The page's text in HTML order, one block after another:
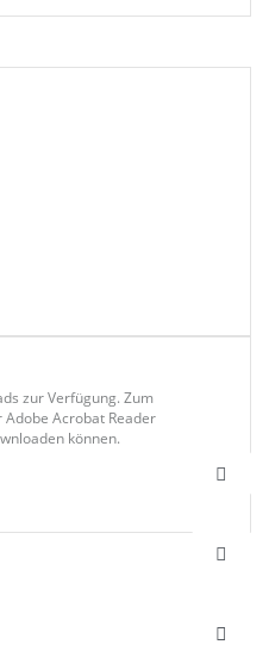
zur Verfügung. Zum
Acrobat Reader
können.